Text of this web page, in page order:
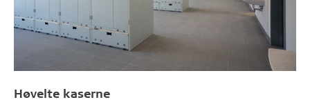
Høvelte kaserne